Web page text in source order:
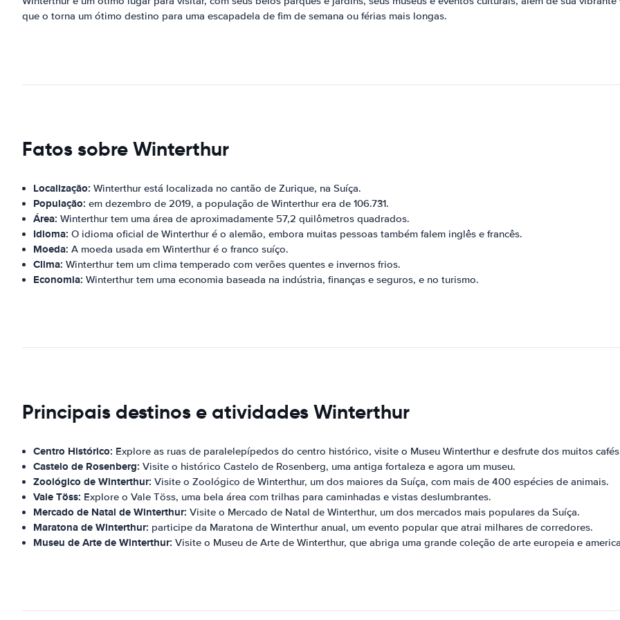
que o torna um ótimo destino para uma escapadela de fim de semana ou férias mais longas.
Fatos sobre Winterthur
Localização: Winterthur está localizada no cantão de Zurique, na Suíça.
População: em dezembro de 2019, a população de Winterthur era de 106.731.
Área: Winterthur tem uma área de aproximadamente 57,2 quilômetros quadrados.
Idioma: O idioma oficial de Winterthur é o alemão, embora muitas pessoas também falem inglês e francês.
Moeda: A moeda usada em Winterthur é o franco suíço.
Clima: Winterthur tem um clima temperado com verões quentes e invernos frios.
Economia: Winterthur tem uma economia baseada na indústria, finanças e seguros, e no turismo.
Principais destinos e atividades Winterthur
Centro Histórico: Explore as ruas de paralelepípedos do centro histórico, visite o Museu Winterthur e desfrute dos muitos
Castelo de Rosenberg: Visite o histórico Castelo de Rosenberg, uma antiga fortaleza e agora um museu.
Zoológico de Winterthur: Visite o Zoológico de Winterthur, um dos maiores da Suíça, com mais de 400 espécies de animais.
Vale Töss: Explore o Vale Töss, uma bela área com trilhas para caminhadas e vistas deslumbrantes.
Mercado de Natal de Winterthur: Visite o Mercado de Natal de Winterthur, um dos mercados mais populares da Suíça.
Maratona de Winterthur: participe da Maratona de Winterthur anual, um evento popular que atrai milhares de corredores.
Museu de Arte de Winterthur: Visite o Museu de Arte de Winterthur, que abriga uma grande coleção de arte europeia e